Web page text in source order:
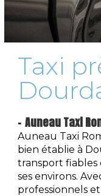
Taxi
Auneau Taxi
Auneau Taxi
bien établie à
transport fiables
ses environs.
professionnels